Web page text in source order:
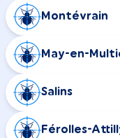
Montévrain
May-en-
Salins
Férolles-